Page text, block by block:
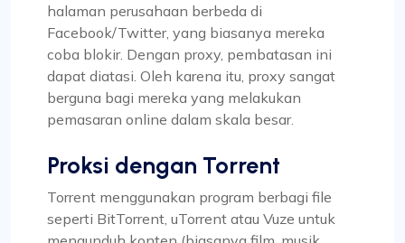
halaman perusahaan berbeda di
Facebook/Twitter, yang biasanya mereka
coba blokir. Dengan proxy, pembatasan ini
dapat diatasi. Oleh karena itu, proxy sangat
berguna bagi mereka yang melakukan
pemasaran online dalam skala besar.
Proksi dengan Torrent
Torrent menggunakan program berbagi file
seperti BitTorrent, uTorrent atau Vuze untuk